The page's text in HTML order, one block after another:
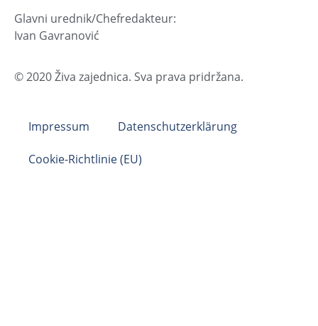
Glavni urednik/Chefredakteur:
Ivan Gavranović
© 2020 Živa zajednica. Sva prava pridržana.
Impressum Datenschutzerklärung
Cookie-Richtlinie (EU)